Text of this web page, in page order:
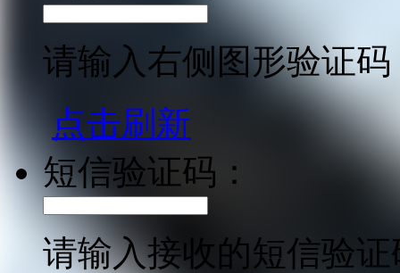
请输入右侧图形验证码
点击刷新
短信验证码：
请输入接收的短信验证